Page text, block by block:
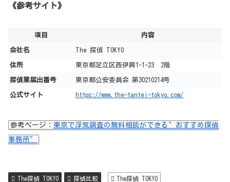
《参考サイト》
項目 内容
会社名 The 探偵 TOKYO
住所 東京都足立区西伊興1-1-23 2階
探偵業届出番号 東京都公安委員会 第30210214号
公式サイト https://www.the-tantei-tokyo.com/
参考ページ： 東京で浮気調査の無料相談ができる”おすすめ探偵
事務所”
The探偵 TOKYO 探偵比較 The探偵 TOKYO